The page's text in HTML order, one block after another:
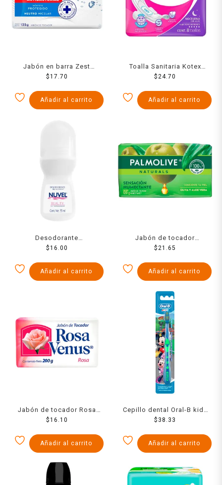
Jabón en barra Zest
antibacterial neutro micelar
$17.70
Añadir al carrito
Toalla Sanitaria Kotex
Nocturna Con Alas Fsa 8
$24.70
Añadir al carrito
Desodorante
antitranspirante en roll on
$16.00
Añadir al carrito
Jabón de tocador
Palmolive Naturals aloe y
$21.65
Añadir al carrito
Jabón de tocador Rosa
Venus rosa 200 g
$16.10
Añadir al carrito
Cepillo dental Oral-B kids
suave 1 pza
$ 38.33
Añadir al carrito